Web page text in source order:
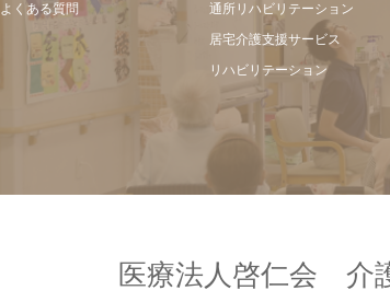
よくある質問
通所リハビリテーション
居宅介護支援サービス
リハビリテーション
医療法人啓仁会 介